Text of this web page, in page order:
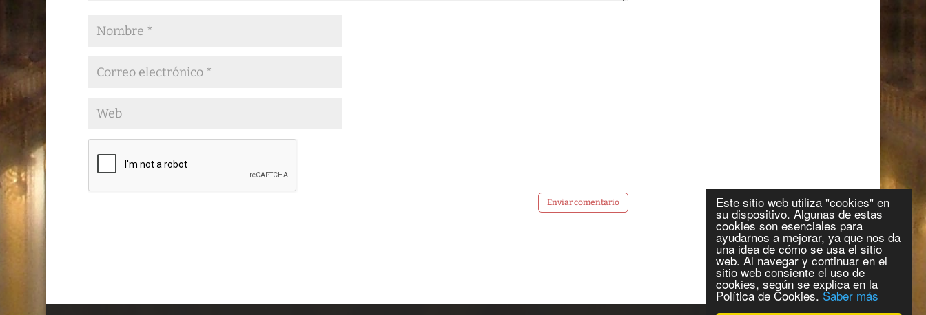
Este sitio web utiliza "cookies" en
su dispositivo. Algunas de estas
cookies son esenciales para
ayudarnos a mejorar, ya que nos da
una idea de cómo se usa el sitio
web. Al navegar y continuar en el
sitio web consiente el uso de
cookies, según se explica en la
Política de Cookies. Saber más